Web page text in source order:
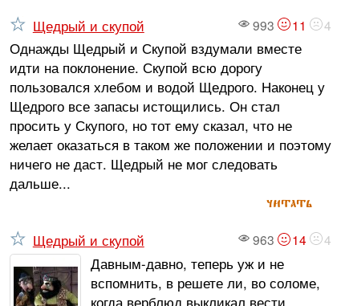
993 11 4
Щедрый и скупой
Однажды Щедрый и Скупой вздумали вместе
идти на поклонение. Скупой всю дорогу
пользовался хлебом и водой Щедрого. Наконец у
Щедрого все запасы истощились. Он стал
просить у Скупого, но тот ему сказал, что не
желает оказаться в таком же положении и поэтому
ничего не даст. Щедрый не мог следовать
дальше...
читать
963 14 4
Щедрый и скупой
Давным-давно, теперь уж и не
вспомнить, в решете ли, во соломе,
когда верблюд выкликал вести